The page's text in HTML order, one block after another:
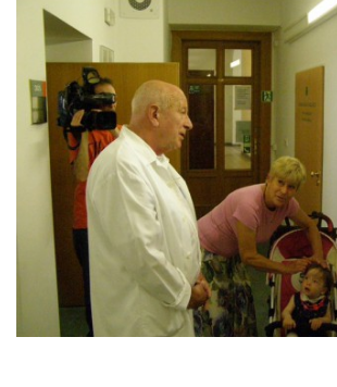
OZ DAR ŽIVOTA
AKTIVITY
NAPSALI O NÁS
OCENĚNÍ
REPORTÁŽE
FOTOGALERIE